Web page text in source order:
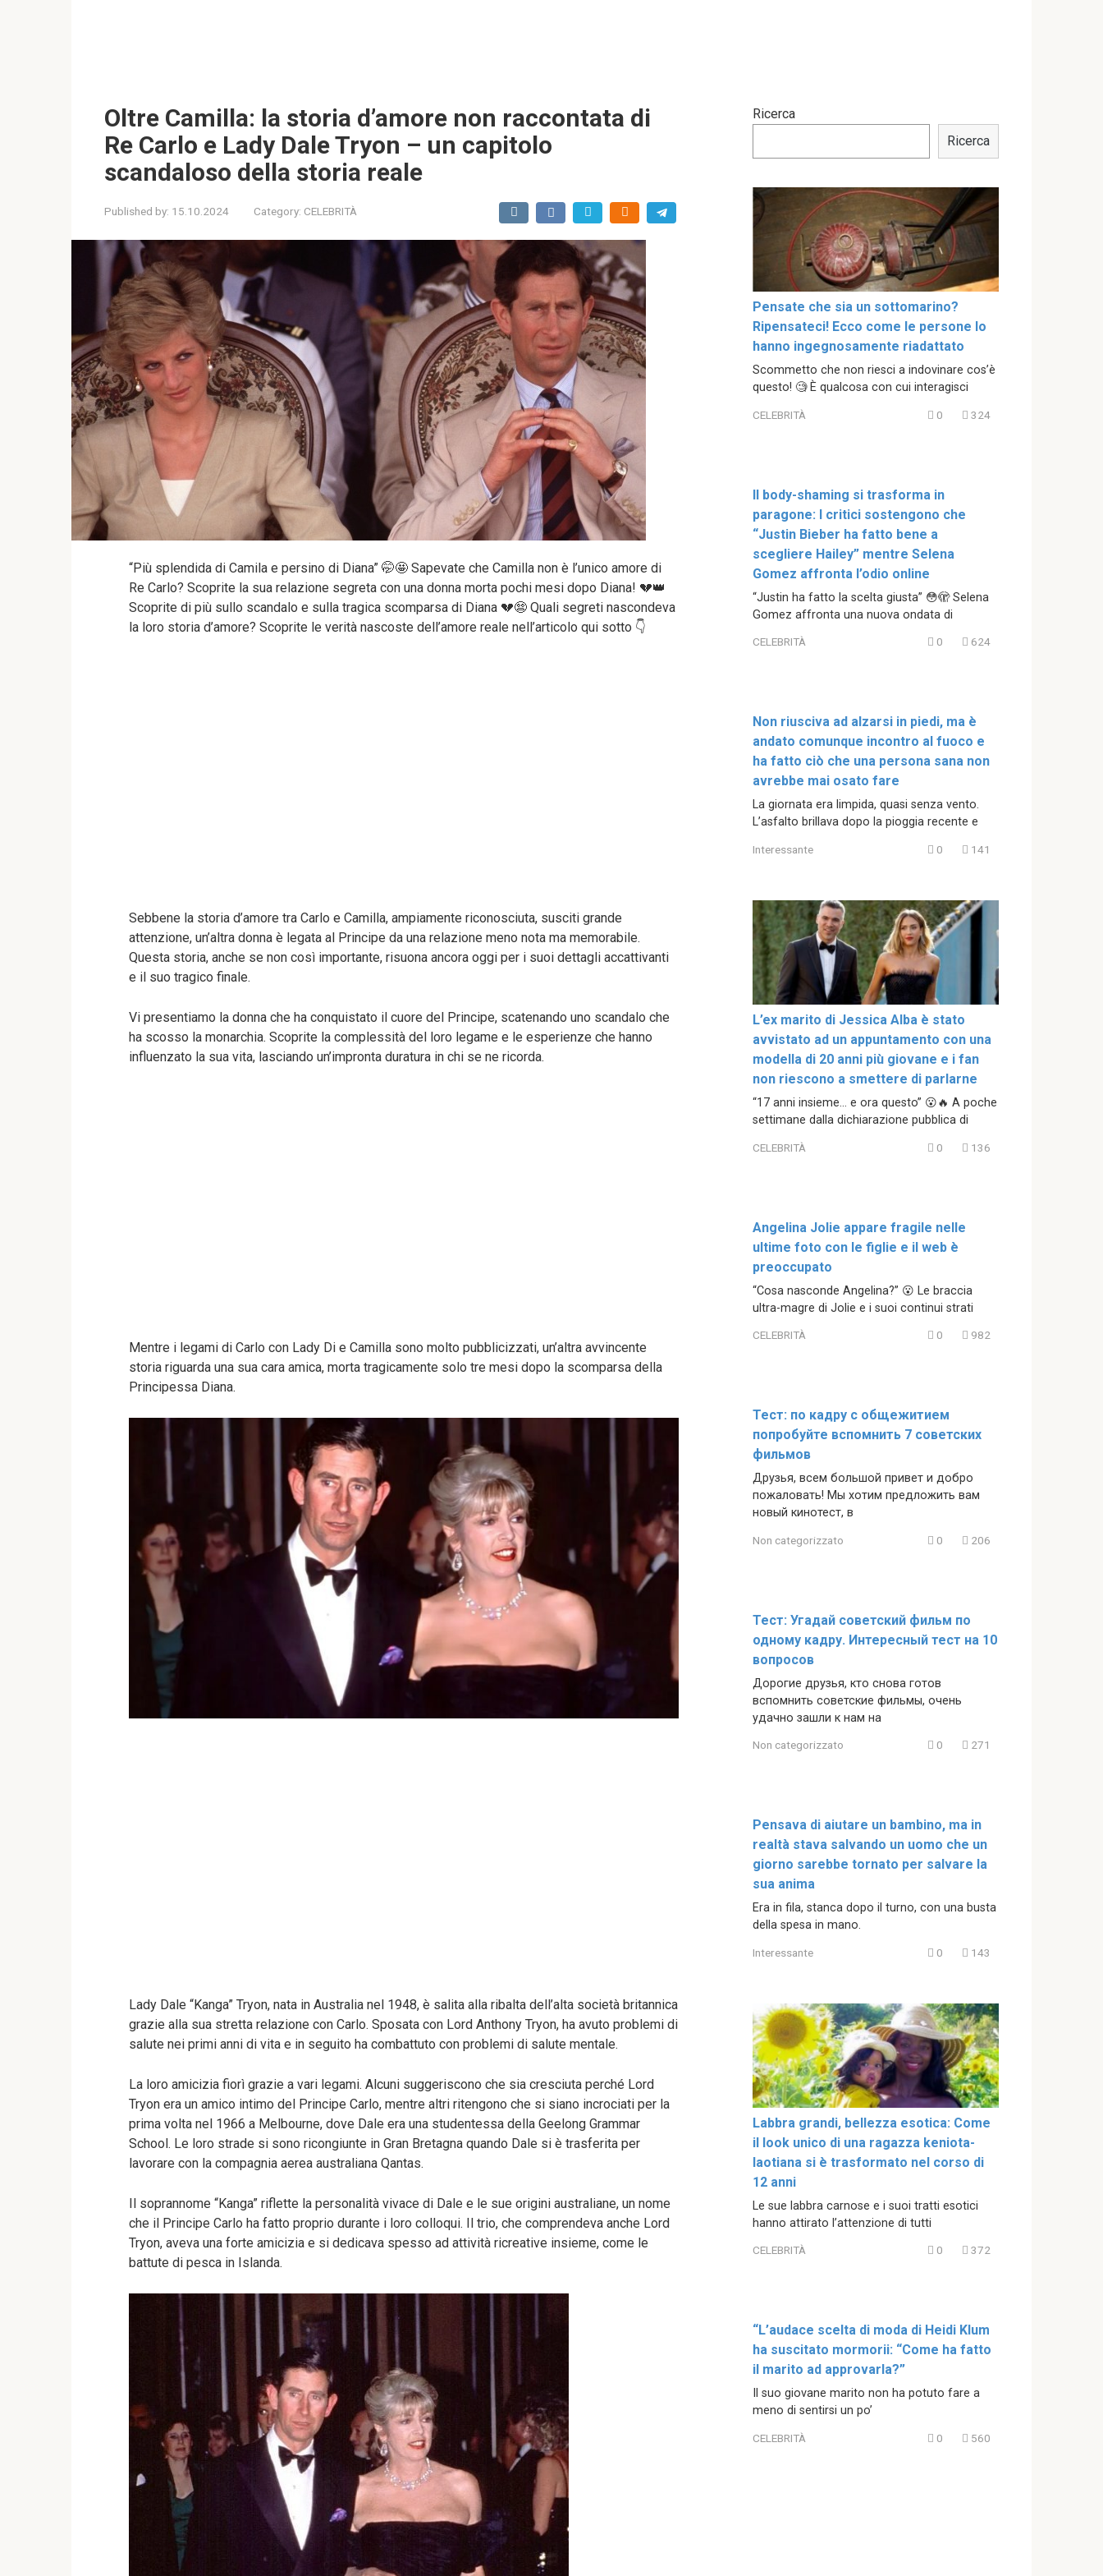
Oltre Camilla: la storia d’amore non raccontata di
Re Carlo e Lady Dale Tryon – un capitolo
scandaloso della storia reale
Published by: 15.10.2024 Category: CELEBRITÀ
“Più splendida di Camila e persino di Diana” 🤭🤩 Sapevate che Camilla non è l’unico amore di
Re Carlo? Scoprite la sua relazione segreta con una donna morta pochi mesi dopo Diana! 💔👑
Scoprite di più sullo scandalo e sulla tragica scomparsa di Diana 💔😨 Quali segreti nascondeva
la loro storia d’amore? Scoprite le verità nascoste dell’amore reale nell’articolo qui sotto 👇
Sebbene la storia d’amore tra Carlo e Camilla, ampiamente riconosciuta, susciti grande
attenzione, un’altra donna è legata al Principe da una relazione meno nota ma memorabile.
Questa storia, anche se non così importante, risuona ancora oggi per i suoi dettagli accattivanti
e il suo tragico finale.
Vi presentiamo la donna che ha conquistato il cuore del Principe, scatenando uno scandalo che
ha scosso la monarchia. Scoprite la complessità del loro legame e le esperienze che hanno
influenzato la sua vita, lasciando un’impronta duratura in chi se ne ricorda.
Mentre i legami di Carlo con Lady Di e Camilla sono molto pubblicizzati, un’altra avvincente
storia riguarda una sua cara amica, morta tragicamente solo tre mesi dopo la scomparsa della
Principessa Diana.
Lady Dale “Kanga” Tryon, nata in Australia nel 1948, è salita alla ribalta dell’alta società britannica
grazie alla sua stretta relazione con Carlo. Sposata con Lord Anthony Tryon, ha avuto problemi di
salute nei primi anni di vita e in seguito ha combattuto con problemi di salute mentale.
La loro amicizia fiorì grazie a vari legami. Alcuni suggeriscono che sia cresciuta perché Lord
Tryon era un amico intimo del Principe Carlo, mentre altri ritengono che si siano incrociati per la
prima volta nel 1966 a Melbourne, dove Dale era una studentessa della Geelong Grammar
School. Le loro strade si sono ricongiunte in Gran Bretagna quando Dale si è trasferita per
lavorare con la compagnia aerea australiana Qantas.
Il soprannome “Kanga” riflette la personalità vivace di Dale e le sue origini australiane, un nome
che il Principe Carlo ha fatto proprio durante i loro colloqui. Il trio, che comprendeva anche Lord
Tryon, aveva una forte amicizia e si dedicava spesso ad attività ricreative insieme, come le
battute di pesca in Islanda.
Ricerca
Ricerca
Pensate che sia un sottomarino?
Ripensateci! Ecco come le persone lo
hanno ingegnosamente riadattato
Scommetto che non riesci a indovinare cos’è
questo! 🧐 È qualcosa con cui interagisci
CELEBRITÀ 0 324
Il body-shaming si trasforma in
paragone: I critici sostengono che
“Justin Bieber ha fatto bene a
scegliere Hailey” mentre Selena
Gomez affronta l’odio online
“Justin ha fatto la scelta giusta” 😳🫣 Selena
Gomez affronta una nuova ondata di
CELEBRITÀ 0 624
Non riusciva ad alzarsi in piedi, ma è
andato comunque incontro al fuoco e
ha fatto ciò che una persona sana non
avrebbe mai osato fare
La giornata era limpida, quasi senza vento.
L’asfalto brillava dopo la pioggia recente e
Interessante 0 141
L’ex marito di Jessica Alba è stato
avvistato ad un appuntamento con una
modella di 20 anni più giovane e i fan
non riescono a smettere di parlarne
“17 anni insieme… e ora questo” 😮🔥 A poche
settimane dalla dichiarazione pubblica di
CELEBRITÀ 0 136
Angelina Jolie appare fragile nelle
ultime foto con le figlie e il web è
preoccupato
“Cosa nasconde Angelina?” 😮 Le braccia
ultra-magre di Jolie e i suoi continui strati
CELEBRITÀ 0 982
Тест: по кадру с общежитием
попробуйте вспомнить 7 советских
фильмов
Друзья, всем большой привет и добро
пожаловать! Мы хотим предложить вам
новый кинотест, в
Non categorizzato 0 206
Тест: Угадай советский фильм по
одному кадру. Интересный тест на 10
вопросов
Дорогие друзья, кто снова готов
вспомнить советские фильмы, очень
удачно зашли к нам на
Non categorizzato 0 271
Pensava di aiutare un bambino, ma in
realtà stava salvando un uomo che un
giorno sarebbe tornato per salvare la
sua anima
Era in fila, stanca dopo il turno, con una busta
della spesa in mano.
Interessante 0 143
Labbra grandi, bellezza esotica: Come
il look unico di una ragazza keniota-
laotiana si è trasformato nel corso di
12 anni
Le sue labbra carnose e i suoi tratti esotici
hanno attirato l’attenzione di tutti
CELEBRITÀ 0 372
“L’audace scelta di moda di Heidi Klum
ha suscitato mormorii: “Come ha fatto
il marito ad approvarla?”
Il suo giovane marito non ha potuto fare a
meno di sentirsi un po’
CELEBRITÀ 0 560